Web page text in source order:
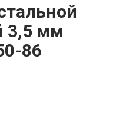
3,5 мм
86